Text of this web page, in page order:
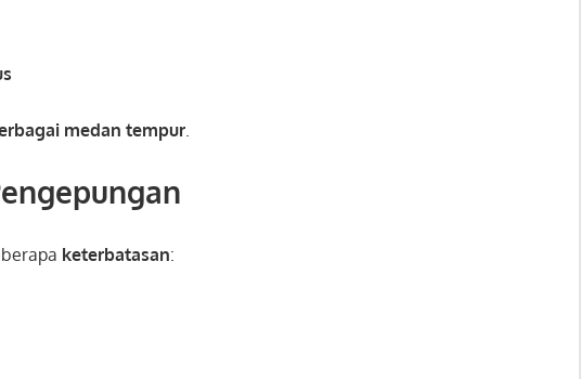
medan tempur
keterbatasan: